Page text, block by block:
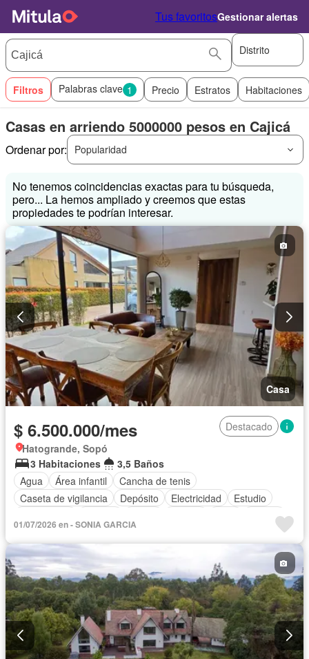
Tus favoritosGestionar alertas
Distrito
Filtros Palabras clave 1 Precio Estratos Habitaciones
Casas en arriendo 5000000 pesos en Cajicá
Ordenar por: Popularidad
No tenemos coincidencias exactas para tu búsqueda,
pero... La hemos ampliado y creemos que estas
propiedades te podrían interesar.
Casa
$ 6.500.000/mes
Destacado
Hatogrande, Sopó
3 Habitaciones
3,5 Baños
Agua
Área infantil
Cancha de tenis
Caseta de vigilancia
Depósito Electricidad
Estudio
Piscina
Sauna
Seguridad privada
Permite mascotas
01/07/2026 en - SONIA GARCIA